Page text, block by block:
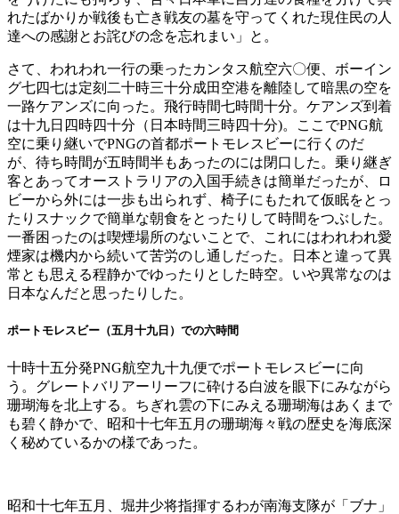
れたばかりか戦後も亡き戦友の墓を守ってくれた現住民の人
達への感謝とお詫びの念を忘れまい」と。
さて、われわれ一行の乗ったカンタス航空六〇便、ボーイン
グ七四七は定刻二十時三十分成田空港を離陸して暗黒の空を
一路ケアンズに向った。飛行時間七時間十分。ケアンズ到着
は十九日四時四十分（日本時間三時四十分)。ここでPNG航
空に乗り継いでPNGの首都ポートモレスビーに行くのだ
が、待ち時間が五時間半もあったのには閉口した。乗り継ぎ
客とあってオーストラリアの入国手続きは簡単だったが、ロ
ビーから外には一歩も出られず、椅子にもたれて仮眠をとっ
たりスナックで簡単な朝食をとったりして時間をつぶした。
一番困ったのは喫煙場所のないことで、これにはわれわれ愛
煙家は機内から続いて苦労のし通しだった。日本と違って異
常とも思える程静かでゆったりとした時空。いや異常なのは
日本なんだと思ったりした。
ポートモレスビー（五月十九日）での六時間
十時十五分発PNG航空九十九便でポートモレスビーに向
う。グレートバリアーリーフに砕ける白波を眼下にみながら
珊瑚海を北上する。ちぎれ雲の下にみえる珊瑚海はあくまで
も碧く静かで、昭和十七年五月の珊瑚海々戦の歴史を海底深
く秘めているかの様であった。
昭和十七年五月、堀井少将指揮するわが南海支隊が「ブナ」